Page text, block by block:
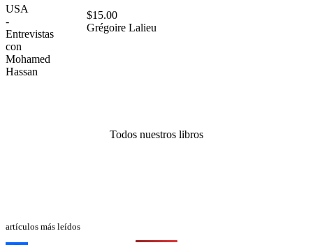
$15.00
Grégoire Lalieu
Todos nuestros libros
artículos más leídos